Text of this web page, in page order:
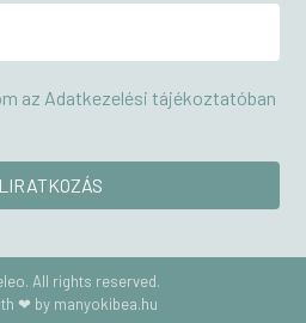
az Adatkezelési tájékoztatóban
All rights reserved.
❤ by manyokibea.hu